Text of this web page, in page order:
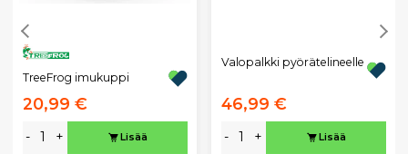
TreeFrog imukuppi
20,99 €
- + Lisää
Valopalkki pyörätelineelle
46,99 €
- + Lisää